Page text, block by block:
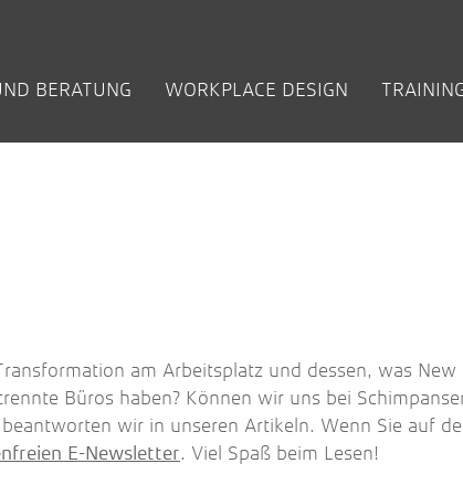
BERATUNG
WORKPLACE DESIGN
am Arbeitsplatz und dessen, was
Büros haben? Können wir uns bei
wir in unseren Artikeln. Wenn Sie auf
E-Newsletter. Viel Spaß beim Lesen!